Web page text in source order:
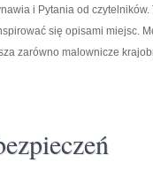
i Pytania od
się opisami miejsc.
zarówno malownicze